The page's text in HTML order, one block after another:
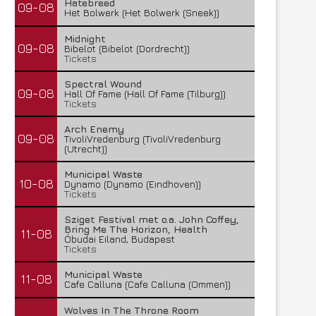
09-08
Hatebreed
Het Bolwerk (Het Bolwerk (Sneek))
09-08
Midnight
Bibelot (Bibelot (Dordrecht))
Tickets
09-08
Spectral Wound
Hall Of Fame (Hall Of Fame (Tilburg))
Tickets
09-08
Arch Enemy
TivoliVredenburg (TivoliVredenburg
(Utrecht))
10-08
Municipal Waste
Dynamo (Dynamo (Eindhoven))
Tickets
11-08
Sziget Festival met o.a. John Coffey,
Bring Me The Horizon, Health
Óbudai Eiland, Budapest
Tickets
11-08
Municipal Waste
Cafe Calluna (Cafe Calluna (Ommen))
Wolves In The Throne Room